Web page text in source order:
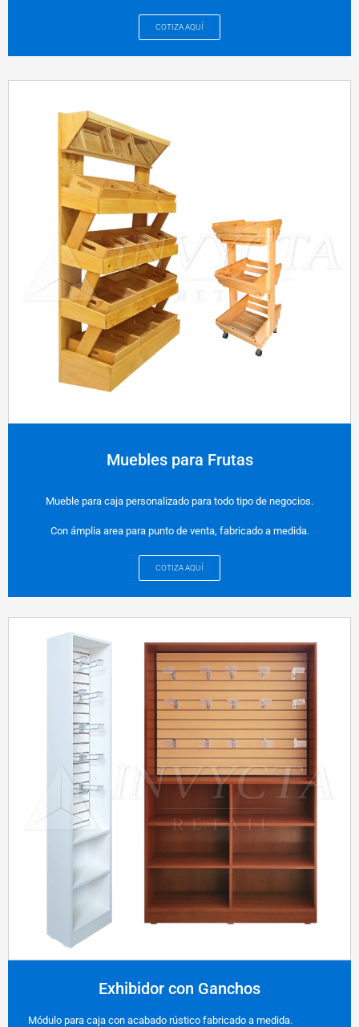
COTIZA AQUÍ
Muebles para Frutas
Mueble para caja personalizado para todo tipo de negocios.
Con ámplia area para punto de venta, fabricado a medida.
COTIZA AQUÍ
Exhibidor con Ganchos
Módulo para caja con acabado rústico fabricado a medida.